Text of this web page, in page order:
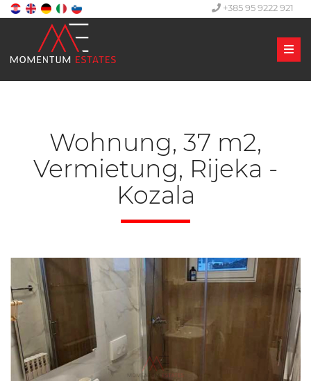
+385 95 9222 921
Wohnung, 37 m2,
Vermietung, Rijeka -
Kozala